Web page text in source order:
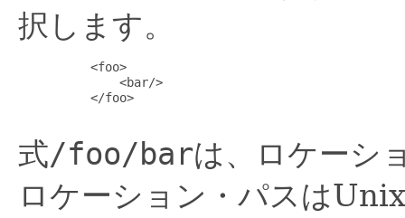
択します。
     <foo>
         <bar/>
     </foo>
式/foo/barは、ロケーシ
ロケーション・パスは